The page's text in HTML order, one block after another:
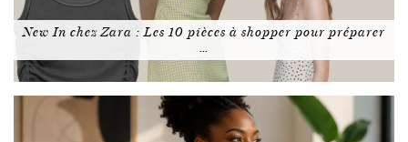
New In chez Zara : Les 10 pièces à shopper pour préparer
…